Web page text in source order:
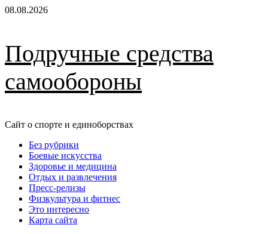
Перейти
08.08.2026
Подручные средства
самообороны
Сайт о спорте и единоборствах
Основное
меню
Без рубрики
Боевые искусства
Здоровье и медицина
Отдых и развлечения
Пресс-релизы
Физкультура и фитнес
Это интересно
Карта сайта